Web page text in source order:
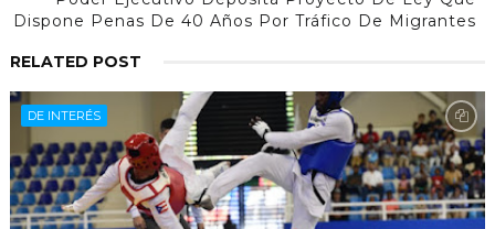
Dispone Penas De 40 Años Por Tráfico De Migrantes
RELATED POST
DE INTERÉS